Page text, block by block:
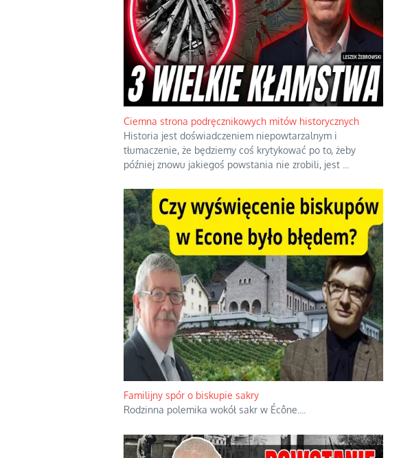
Ciemna strona podręcznikowych mitów historycznych
Historia jest doświadczeniem niepowtarzalnym i
tłumaczenie, że będziemy coś krytykować po to, żeby
później znowu jakiegoś powstania nie zrobili, jest
Familijny spór o biskupie sakry
Rodzinna polemika wokół sakr w Écône.